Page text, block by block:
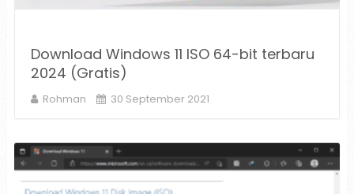
Download Windows 11 ISO 64-bit terbaru
2024 (Gratis)
Rohman 30 September 2021